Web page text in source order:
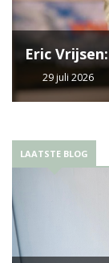
Eric
29 juli 2026
LAATSTE BLOG